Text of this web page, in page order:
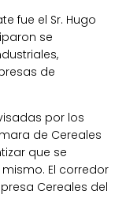
fue el Sr. Hugo
se
de
por los
de Cereales
que se
El corredor
Cereales del